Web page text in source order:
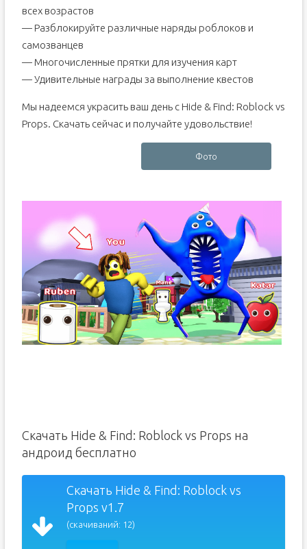
всех возрастов
— Разблокируйте различные наряды роблоков и
самозванцев
— Многочисленные прятки для изучения карт
— Удивительные награды за выполнение квестов
Мы надеемся украсить ваш день с Hide & Find: Roblock vs
Props. Скачать сейчас и получайте удовольствие!
Фото
Скачать Hide & Find: Roblock vs Props на
андроид бесплатно
Скачать Hide & Find: Roblock vs
Props v1.7
(скачиваний: 12)